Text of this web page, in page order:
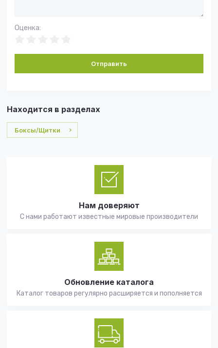
Оценка:
Отправить
Находится в разделах
Боксы/Щитки
Нам доверяют
С нами работают известные мировые производители
Обновление каталога
Каталог товаров регулярно расширяется и пополняется